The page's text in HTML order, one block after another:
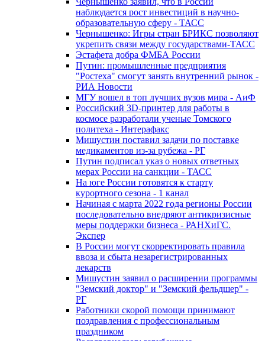
наблюдается рост инвестиций в научно-
образовательную сферу - ТАСС
Чернышенко: Игры стран БРИКС позволяют
укрепить связи между государствами-ТАСС
Эстафета добра ФМБА России
Путин: промышленные предприятия
"Ростеха" смогут занять внутренний рынок -
РИА Новости
МГУ вошел в топ лучших вузов мира - АиФ
Российский 3D-принтер для работы в
космосе разработали ученые Томского
политеха - Интерафакс
Мишустин поставил задачи по поставке
медикаментов из-за рубежа - РГ
Путин подписал указ о новых ответных
мерах России на санкции - ТАСС
На юге России готовятся к старту
курортного сезона - 1 канал
Начиная с марта 2022 года регионы России
последовательно внедряют антикризисные
меры поддержки бизнеса - РАНХиГС.
Экспер
В России могут скорректировать правила
ввоза и сбыта незарегистрированных
лекарств
Мишустин заявил о расширении программы
"Земский доктор" и "Земский фельдшер" -
РГ
Работники скорой помощи принимают
поздравления с профессиональным
праздником